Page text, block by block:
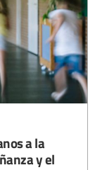
a la
y el